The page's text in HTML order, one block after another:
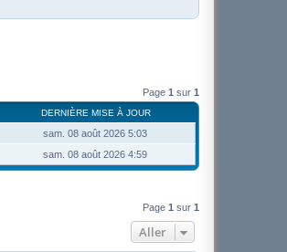
Page 1 sur 1
DERNIÈRE MISE À JOUR
sam. 08 août 2026 5:03
sam. 08 août 2026 4:59
Page 1 sur 1
Aller